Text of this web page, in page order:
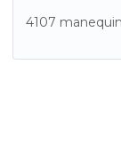
4107